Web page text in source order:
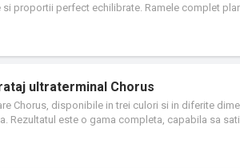
si proportii perfect echilibrate. Ramele complet
reciclate selectate cu grija, aceasta ofera
si inteligente, concepute cu atentie
ultraterminal Chorus
Chorus, disponibile in trei culori si in diferite
Rezultatul este o gama completa, capabila sa
Aparatele cu 2 si 3 module sunt usor de